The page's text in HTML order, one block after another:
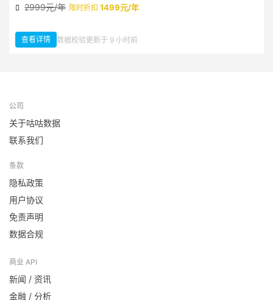
2999元/年 限时折扣 1499元/年
查看详情：开放式基金区间净值
数据校验更新于 9 小时前
公司
关于咕咕数据
联系我们
条款
隐私政策
用户协议
免责声明
数据合规
商业 API
新闻 / 资讯
金融 / 分析